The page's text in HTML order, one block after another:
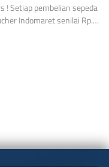
! Setiap pembelian sepeda
Indomaret senilai Rp.
Kota No Hp 1 FAJAR